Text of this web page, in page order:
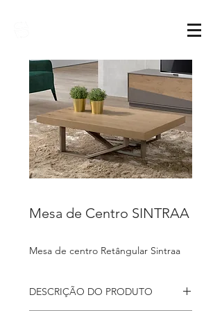
Mesa de Centro SINTRAA
Mesa de centro Retângular Sintraa
DESCRIÇÃO DO PRODUTO